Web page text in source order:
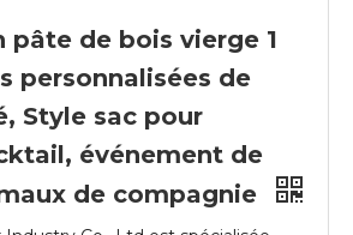
pâte de bois vierge 1
personnalisées de
Style sac pour
événement de
de compagnie